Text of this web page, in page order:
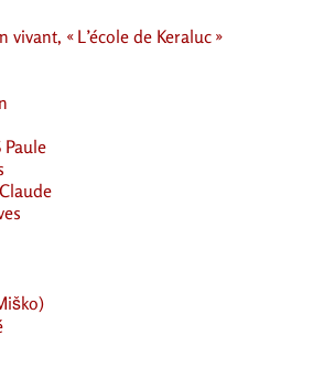
vivant, « L’école de Keraluc »
Paule